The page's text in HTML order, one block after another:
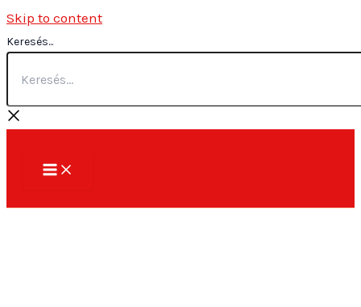
Skip to content
Keresés...